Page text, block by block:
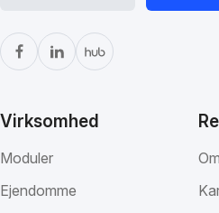
Virksomhed
Moduler
Ejendomme